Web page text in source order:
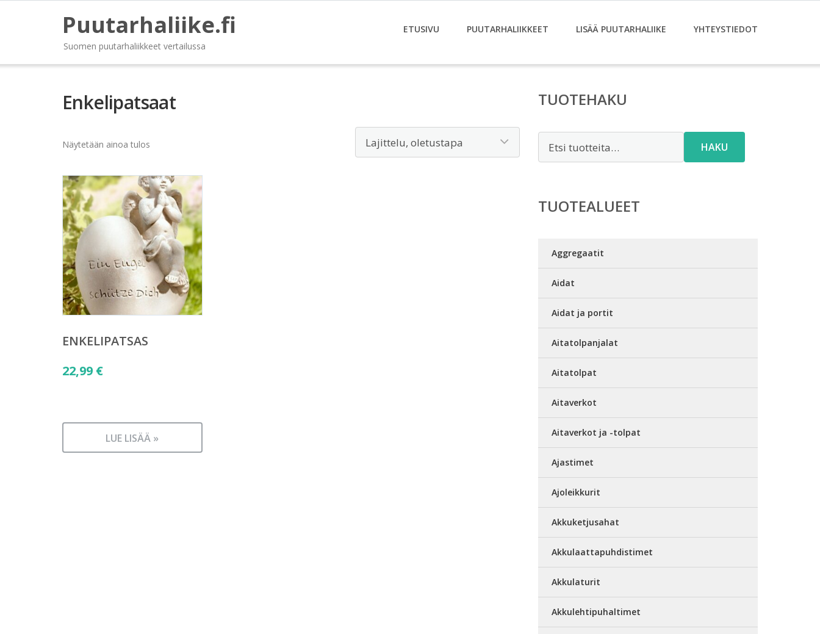
Puutarhaliike.fi
Suomen puutarhaliikkeet vertailussa
ETUSIVU PUUTARHALIIKKEET LISÄÄ PUUTARHALIIKE YHTEYSTIEDOT
Enkelipatsaat
Näytetään ainoa tulos
ENKELIPATSAS
22,99 €
LUE LISÄÄ »
TUOTEHAKU
HAKU
TUOTEALUEET
Aggregaatit
Aidat
Aidat ja portit
Aitatolpanjalat
Aitatolpat
Aitaverkot
Aitaverkot ja -tolpat
Ajastimet
Ajoleikkurit
Akkuketjusahat
Akkulaattapuhdistimet
Akkulaturit
Akkulehtipuhaltimet